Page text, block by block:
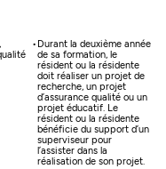
Durant la deuxième année
de sa formation, le
résident ou la résidente
doit réaliser un projet de
recherche, un projet
d’assurance qualité ou un
projet éducatif. Le
résident ou la résidente
bénéficie du support d’un
superviseur pour
l’assister dans la
réalisation de son projet.